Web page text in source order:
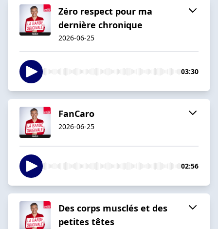
Zéro respect pour ma
dernière chronique
2026-06-25
03:30
FanCaro
2026-06-25
02:56
Des corps musclés et des
petites têtes